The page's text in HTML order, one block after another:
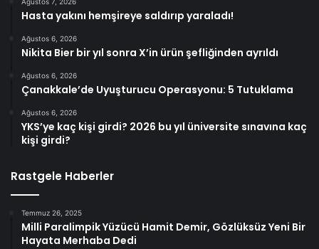
Hasta yakını hemşireye saldırıp yaraladı!
Ağustos 6, 2026
Nikita Bier bir yıl sonra X’in ürün şefliğinden ayrıldı
Ağustos 6, 2026
Çanakkale’de Uyuşturucu Operasyonu: 5 Tutuklama
Ağustos 6, 2026
YKS’ye kaç kişi girdi? 2026 bu yıl üniversite sınavına kaç
kişi girdi?
Rastgele Haberler
Temmuz 26, 2025
Milli Paralimpik Yüzücü Hamit Demir, Gözlüksüz Yeni Bir
Hayata Merhaba Dedi